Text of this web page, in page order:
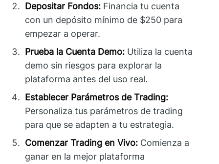
Depositar Fondos: Financia tu cuenta
con un depósito mínimo de $250 para
empezar a operar.
Prueba la Cuenta Demo: Utiliza la cuenta
demo sin riesgos para explorar la
plataforma antes del uso real.
Establecer Parámetros de Trading:
Personaliza tus parámetros de trading
para que se adapten a tu estrategia.
Comenzar Trading en Vivo: Comienza a
ganar en la mejor plataforma